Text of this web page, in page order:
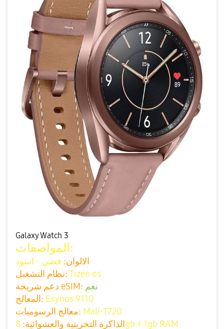
Galaxy Watch 3
المواصفات:
الالوان: فضي - اسود
نظام التشغيل: Tizen os
دعم شريحة eSIM: نعم
المعالج: Exynos 9110
معالج الرسوميات: Mali-T720
الذاكرة التخزينية والعشوائية:8gb + 1gb RAM